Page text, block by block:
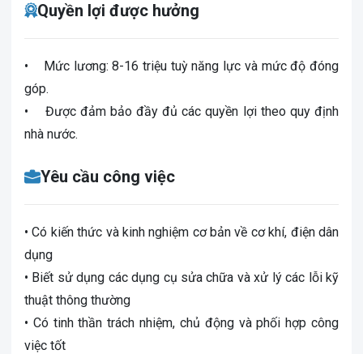
Quyền lợi được hưởng
• Mức lương: 8-16 triệu tuỳ năng lực và mức độ đóng
góp.
• Được đảm bảo đầy đủ các quyền lợi theo quy định
nhà nước.
Yêu cầu công việc
• Có kiến thức và kinh nghiệm cơ bản về cơ khí, điện dân
dụng
• Biết sử dụng các dụng cụ sửa chữa và xử lý các lỗi kỹ
thuật thông thường
• Có tinh thần trách nhiệm, chủ động và phối hợp công
việc tốt